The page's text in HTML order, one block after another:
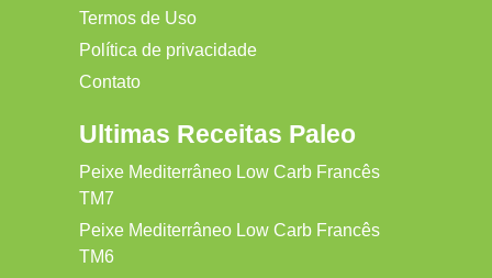
Termos de Uso
Política de privacidade
Contato
Ultimas Receitas Paleo
Peixe Mediterrâneo Low Carb Francês
TM7
Peixe Mediterrâneo Low Carb Francês
TM6